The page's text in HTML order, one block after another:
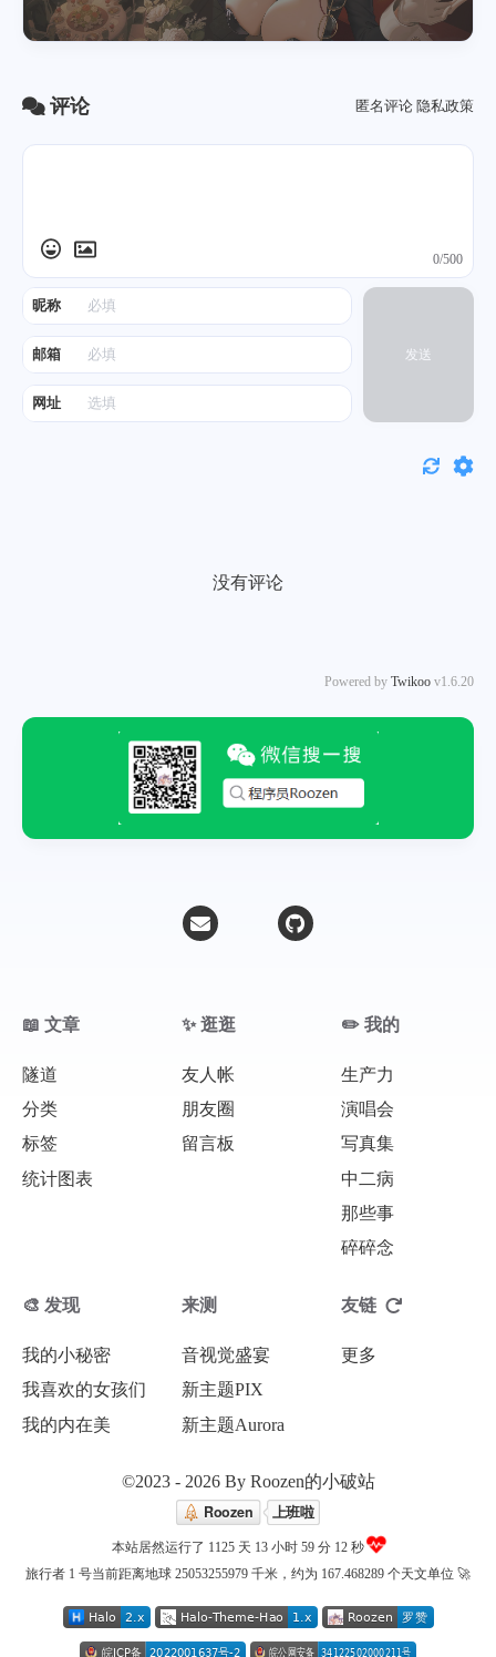
评论 匿名评论 隐私政策
昵称
邮箱
网址
0/500
发送
没有评论
Powered by Twikoo v1.6.20
📖 文章
隧道
分类
标签
统计图表
✨ 逛逛
友人帐
朋友圈
留言板
✏️ 我的
生产力
演唱会
写真集
中二病
那些事
碎碎念
🎨 发现
我的小秘密
我喜欢的女孩们
我的内在美
来测
音视觉盛宴
新主题PIX
新主题Aurora
友链
更多
©2023 - 2026 By Roozen的小破站
本站居然运行了 1125 天 13 小时 59 分 13 秒
旅行者 1 号当前距离地球 25053255996 千米，约为 167.468289 个天文单位 🚀